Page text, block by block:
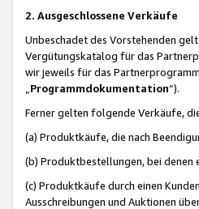
2. Ausgeschlossene Verkäufe
Unbeschadet des Vorstehenden
Vergütungskatalog für das
wir jeweils für das
Programmdokumentation“).
Ferner gelten folgende Verkäufe,
(a) Produktkäufe, die nach
(b) Produktbestellungen, bei
(c) Produktkäufe durch einen
Ausschreibungen und Auktionen